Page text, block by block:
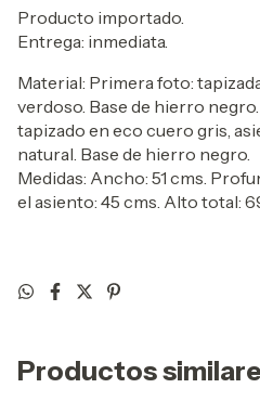
Producto importado.
Entrega: inmediata.
Material: Primera foto:
verdoso. Base de hierro
tapizado en eco cuero gris,
natural. Base de hierro negro.
Medidas: Ancho: 51 cms.
el asiento: 45 cms. Alto total:
Productos